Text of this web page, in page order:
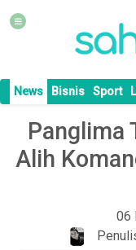
News Bisnis Sport
Panglima
Alih
06